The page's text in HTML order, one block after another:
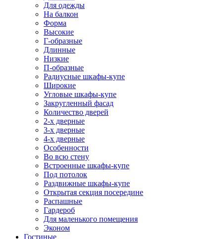
Для одежды
На балкон
Форма
Высокие
Г-образные
Длинные
Низкие
П-образные
Радиусные шкафы-купе
Широкие
Угловые шкафы-купе
Закругленный фасад
Количество дверей
2-х дверные
3-х дверные
4-х дверные
Особенности
Во всю стену
Встроенные шкафы-купе
Под потолок
Раздвижные шкафы-купе
Открытая секция посередине
Распашные
Гардероб
Для маленького помещения
Эконом
Гостиные